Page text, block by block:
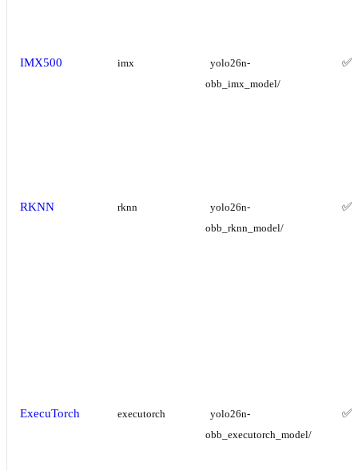
IMX500 imx
yolo26n-
obb_imx_model/
✅
RKNN rknn
yolo26n-
obb_rknn_model/
✅
ExecuTorch executorch
yolo26n-
obb_executorch_model/
✅